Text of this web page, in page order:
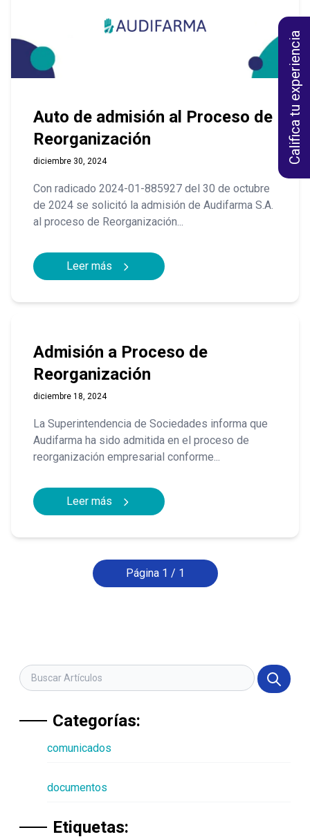
Auto de admisión al Proceso de
Reorganización
diciembre 30, 2024
Con radicado 2024-01-885927 del 30 de octubre
de 2024 se solicitó la admisión de Audifarma S.A.
al proceso de Reorganización...
Leer más
Admisión a Proceso de
Reorganización
diciembre 18, 2024
La Superintendencia de Sociedades informa que
Audifarma ha sido admitida en el proceso de
reorganización empresarial conforme...
Leer más
Página 1 / 1
Categorías:
comunicados
documentos
Etiquetas:
Califica tu experiencia